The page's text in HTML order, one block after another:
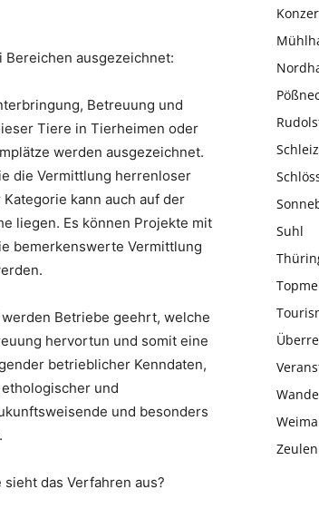
ausgezeichnet:
Betreuung und
Tiere in Tierheimen oder
werden ausgezeichnet.
die Vermittlung herrenloser
kann auch auf der
liegen. Es können Projekte mit
bemerkenswerte Vermittlung
Betriebe geehrt, welche
hervortun und somit eine
betrieblicher Kenndaten,
und
und besonders
das Verfahren aus?
Schleiz
Suhl